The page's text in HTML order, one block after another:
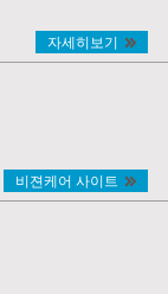
자세히보기
비젼케어 사이트